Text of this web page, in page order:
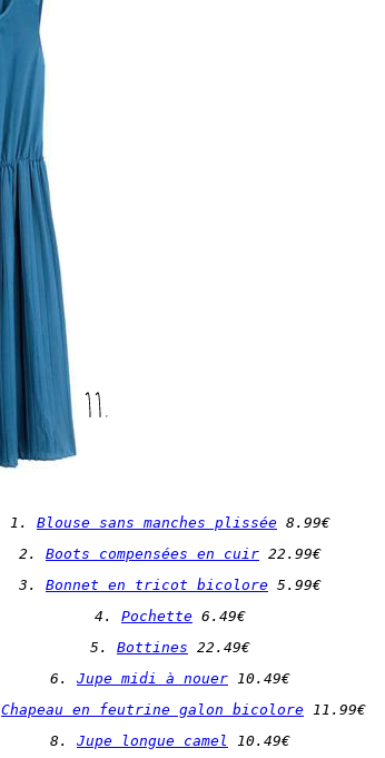
1. Blouse sans manches plissée 8.99€
2. Boots compensées en cuir 22.99€
3. Bonnet en tricot bicolore 5.99€
4. Pochette 6.49€
5. Bottines 22.49€
6. Jupe midi à nouer 10.49€
Chapeau en feutrine galon bicolore 11.99€
8. Jupe longue camel 10.49€